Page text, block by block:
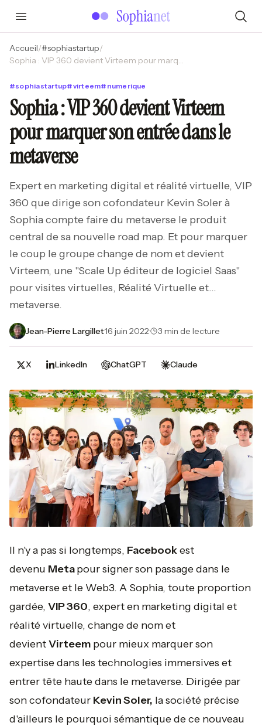
Accueil/#sophiastartup/
Sophia : VIP 360 devient Virteem pour marquer son entrée dans le metaverse
#sophiastartup#virteem# numerique
Sophia : VIP 360 devient Virteem
pour marquer son entrée dans le
metaverse
Expert en marketing digital et réalité virtuelle, VIP
360 que dirige son cofondateur Kevin Soler à
Sophia compte faire du metaverse le produit
central de sa nouvelle road map. Et pour marquer
le coup le groupe change de nom et devient
Virteem, une "Scale Up éditeur de logiciel Saas"
pour visites virtuelles, Réalité Virtuelle et…
metaverse.
Jean-Pierre Largillet·16 juin 2022· 3 min de lecture
X LinkedIn ChatGPT Claude
Il n'y a pas si longtemps, Facebookest
devenu Metapour signer son passage dans le
metaverse et le Web3. A Sophia, toute proportion
gardée, VIP 360, expert en marketing digital et
réalité virtuelle, change de nom et
devientVirteem pour mieux marquer son
expertise dans les technologies immersives et
entrer tête haute dans le metaverse. Dirigée par
son cofondateur Kevin Soler, la société précise
d'ailleurs le pourquoi sémantique de ce nouveau